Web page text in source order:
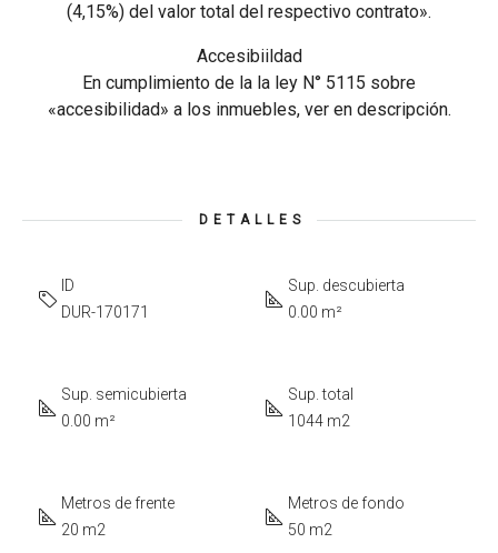
(4,15%) del valor total del respectivo contrato».
Accesibiildad
En cumplimiento de la la ley N° 5115 sobre
«accesibilidad» a los inmuebles, ver en descripción.
DETALLES
ID
DUR-170171
Sup. descubierta
0.00 m²
Sup. semicubierta
0.00 m²
Sup. total
1044 m2
Metros de frente
20 m2
Metros de fondo
50 m2